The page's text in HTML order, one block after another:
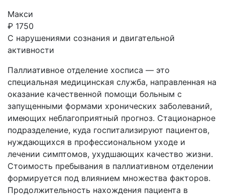
Макси
₽ 1750
С нарушениями сознания и двигательной
активности
Паллиативное отделение хосписа — это
специальная медицинская служба, направленная на
оказание качественной помощи больным с
запущенными формами хронических заболеваний,
имеющих неблагоприятный прогноз. Стационарное
подразделение, куда госпитализируют пациентов,
нуждающихся в профессиональном уходе и
лечении симптомов, ухудшающих качество жизни.
Стоимость пребывания в паллиативном отделении
формируется под влиянием множества факторов.
Продолжительность нахождения пациента в